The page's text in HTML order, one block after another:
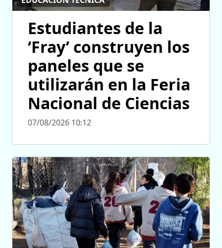
Estudiantes de la
‘Fray’ construyen los
paneles que se
utilizarán en la Feria
Nacional de Ciencias
07/08/2026 10:12